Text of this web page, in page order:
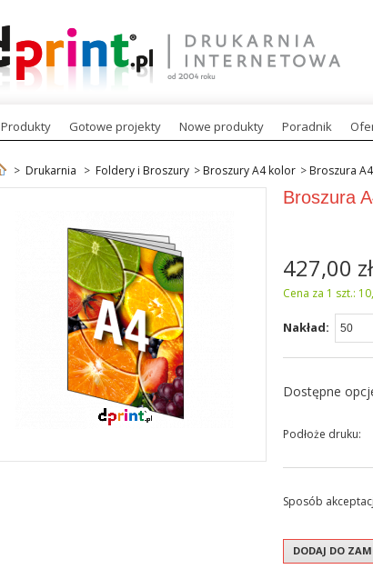
Produkty Gotowe projekty Nowe produkty Poradnik
> Drukarnia > Foldery i Broszury > Broszury A4 kolor > Broszura
Broszura
427,00 zł
Cena za 1 szt.:
Nakład:
Dostępne
Podłoże druku:
Sposób